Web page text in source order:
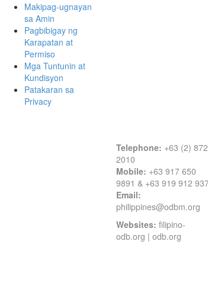
Makipag-ugnayan
sa Amin
Pagbibigay ng
Karapatan at
Permiso
Mga Tuntunin at
Kundisyon
Patakaran sa
Privacy
Telephone: +63 (2)
2010
Mobile: +63 917 650
9891 & +63 919 912
Email:
philippines@odbm.org
Websites: filipino-
odb.org | odb.org